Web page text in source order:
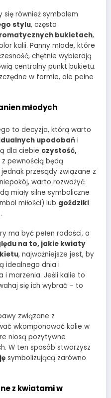
się również symbolem
stylu, często
bukietach,
kalii. Panny młode, które
chętnie wybierają
centralny punkt bukietu.
w formie, ale pełne
młodych
to decyzja, którą warto
upodobań i
dla ciebie czystość,
z pewnością będą
przesądy związane z
warto rozważyć
miały silne symboliczne
miłości) lub goździki
ma być pełen radości, a
na to, jakie kwiaty
, najważniejsze jest, by
idealnego dnia i
i marzenia. Jeśli kalie to
się ich wybrać – to
związane z
wkomponować kalie w
niosą pozytywne
W ten sposób stworzysz
symbolizującą zarówno
z kwiatami w